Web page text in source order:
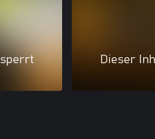
Dieser